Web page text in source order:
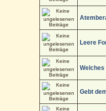
Leere
Welches
Gebt